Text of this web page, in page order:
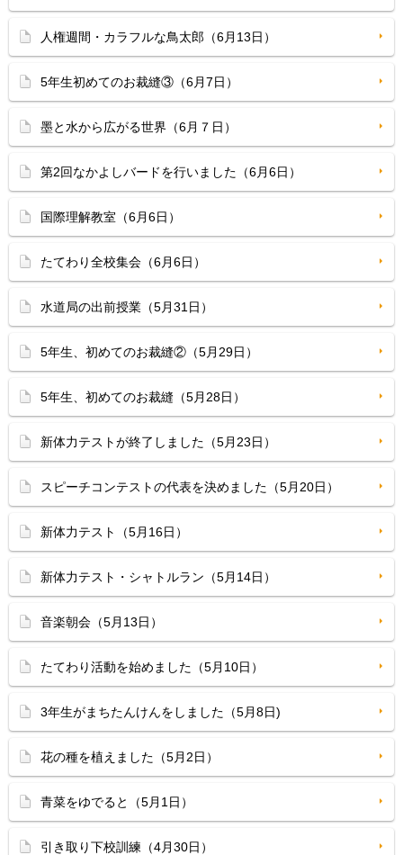
人権週間・カラフルな鳥太郎（6月13日）
5年生初めてのお裁縫③（6月7日）
墨と水から広がる世界（6月７日）
第2回なかよしバードを行いました（6月6日）
国際理解教室（6月6日）
たてわり全校集会（6月6日）
水道局の出前授業（5月31日）
5年生、初めてのお裁縫②（5月29日）
5年生、初めてのお裁縫（5月28日）
新体力テストが終了しました（5月23日）
スピーチコンテストの代表を決めました（5月20日）
新体力テスト（5月16日）
新体力テスト・シャトルラン（5月14日）
音楽朝会（5月13日）
たてわり活動を始めました（5月10日）
3年生がまちたんけんをしました（5月8日)
花の種を植えました（5月2日）
青菜をゆでると（5月1日）
引き取り下校訓練（4月30日）